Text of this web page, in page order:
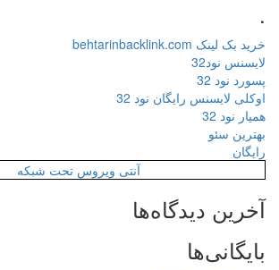
خرید بک لینک behtarinbacklink.com
لایسنس نود32
پسورد نود 32
اوکلی لایسنس رایگان نود 32
همیار نود 32
بهترین سئو
رایگان
آنتی ویروس تحت شبکه
آخرین دیدگاه‌ها
بایگانی‌ها